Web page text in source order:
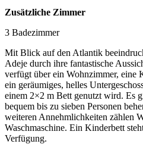
Zusätzliche Zimmer
3 Badezimmer
Mit Blick auf den Atlantik
Adeje durch ihre fantastische
verfügt über ein Wohnzimmer, eine
ein geräumiges, helles
einem 2×2 m Bett genutzt wird. Es
bequem bis zu sieben Personen
weiteren Annehmlichkeiten zählen
Waschmaschine. Ein Kinderbett
Verfügung.